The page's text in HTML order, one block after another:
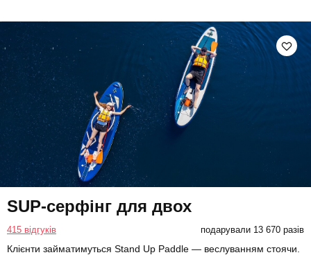
SUP-серфінг для двох
415 відгуків подарували 13 670 разів
Клієнти займатимуться Stand Up Paddle — веслуванням стоячи.